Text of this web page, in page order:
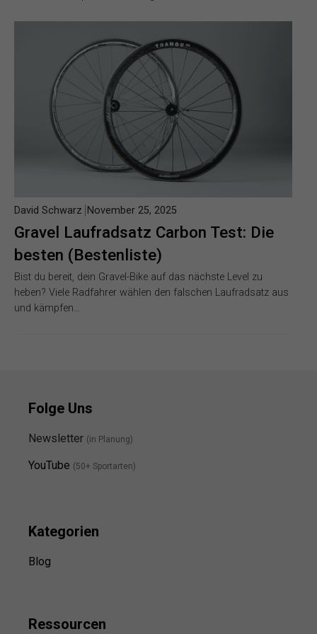
Gravel Laufradsatz Carbon Test: Die
besten (Bestenliste)
David Schwarz November 25, 2025
Bist du bereit, dein Gravel-Bike auf das nächste Level zu
heben? Viele Radfahrer wählen den falschen Laufradsatz aus
und kämpfen…
Folge Uns
Newsletter (in Planung)
YouTube (50+ Sportarten)
Kategorien
Blog
Ressourcen